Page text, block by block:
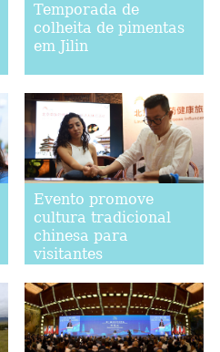
Temporada de
colheita de pimentas
em Jilin
Evento promove
cultura tradicional
chinesa para
visitantes
Beijing